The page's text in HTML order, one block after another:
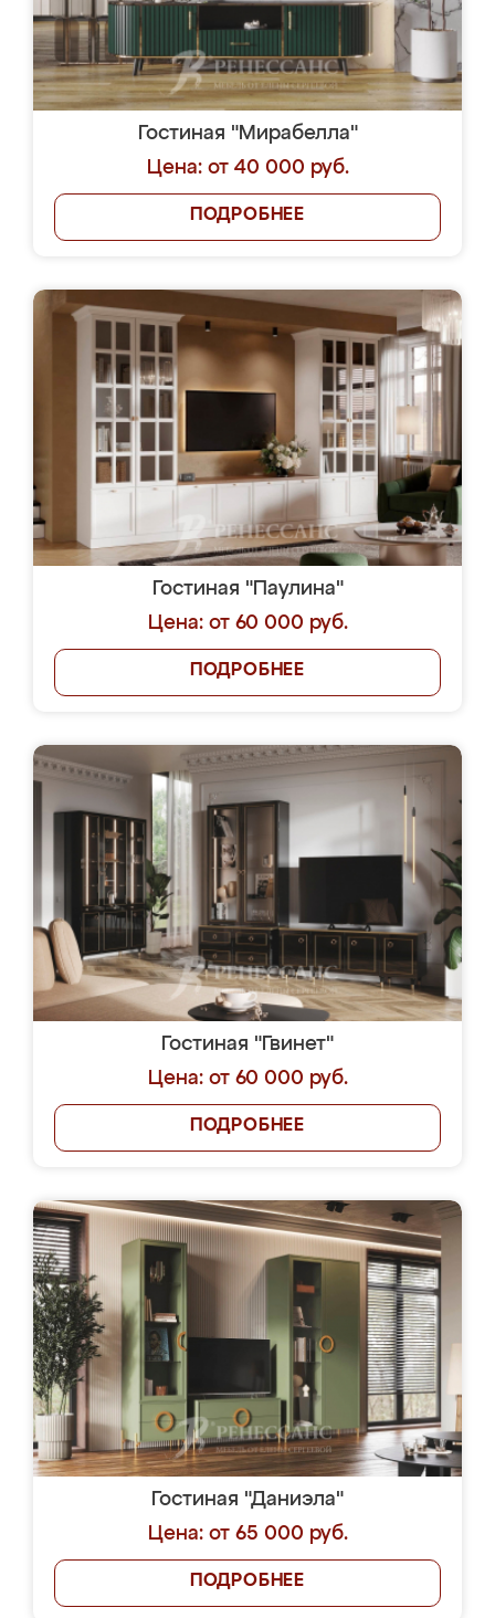
Гостиная "Мирабелла"
Цена: от 40 000 руб.
ПОДРОБНЕЕ
Гостиная "Паулина"
Цена: от 60 000 руб.
ПОДРОБНЕЕ
Гостиная "Гвинет"
Цена: от 60 000 руб.
ПОДРОБНЕЕ
Гостиная "Даниэла"
Цена: от 65 000 руб.
ПОДРОБНЕЕ